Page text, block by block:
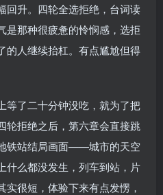
回升。四轮全选拒绝，台词读
是那种很疲惫的怜悯感，选拒
的人继续抬杠。有点尴尬但得
等了二十分钟没吃，就为了把
轮拒绝之后，第六章会直接跳
铁站结局画面——城市的天空
什么都没发生，列车到站，片
实很短，体验下来有点发愣，